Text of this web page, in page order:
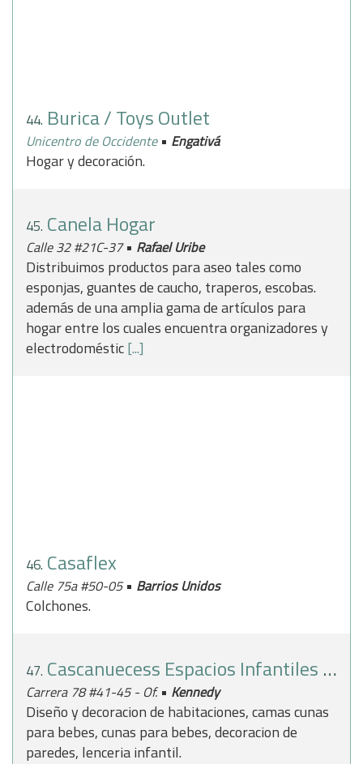
44. Burica / Toys Outlet
Unicentro de Occidente • Engativá
Hogar y decoración.
45. Canela Hogar
Calle 32 #21C-37• Rafael Uribe
Distribuimos productos para aseo tales como
esponjas, guantes de caucho, traperos, escobas.
además de una amplia gama de artículos para
hogar entre los cuales encuentra organizadores y
electrodoméstic[...]
46. Casaflex
Calle 75a #50-05• Barrios Unidos
Colchones.
47. Cascanuecess Espacios Infantiles SAS
Carrera 78 #41-45 - Of. • Kennedy
Diseño y decoracion de habitaciones, camas cunas
para bebes, cunas para bebes, decoracion de
paredes, lenceria infantil.